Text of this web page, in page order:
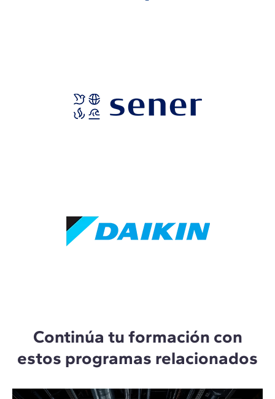
Continúa tu formación con
estos programas relacionados